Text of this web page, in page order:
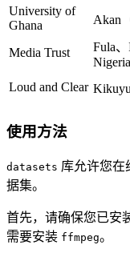
University of
Ghana
Akan
Media Trust
Fula、
Loud and Clear
使用方法
datasets 库允许您在
据集。
首先，请确保您已安
需要安装 ffmpeg。